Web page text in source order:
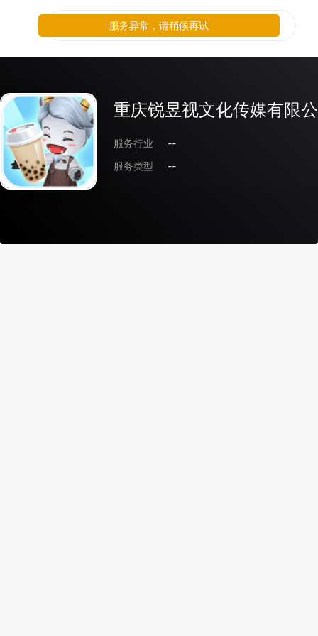
重庆锐昱视文化传媒有限
服务行业
--
服务类型
--
服务异常，请稍候再试